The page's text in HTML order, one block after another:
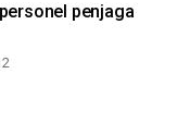
penjaga